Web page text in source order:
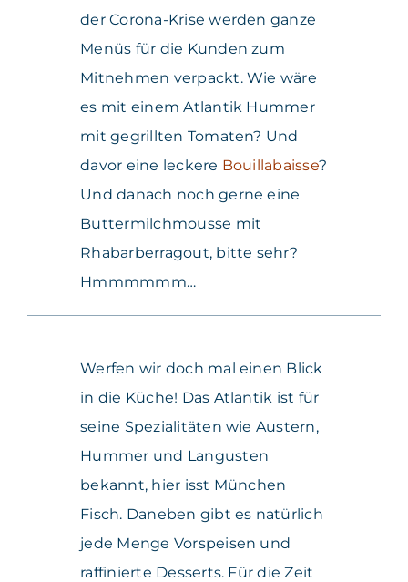
der Corona-Krise werden ganze
Menüs für die Kunden zum
Mitnehmen verpackt. Wie wäre
es mit einem Atlantik Hummer
mit gegrillten Tomaten? Und
davor eine leckere Bouillabaisse?
Und danach noch gerne eine
Buttermilchmousse mit
Rhabarberragout, bitte sehr?
Hmmmmmm…
Werfen wir doch mal einen Blick
in die Küche! Das Atlantik ist für
seine Spezialitäten wie Austern,
Hummer und Langusten
bekannt, hier isst München
Fisch. Daneben gibt es natürlich
jede Menge Vorspeisen und
raffinierte Desserts. Für die Zeit